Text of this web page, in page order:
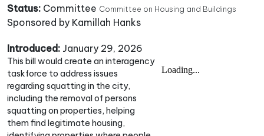
Status: Committee Committee on Housing and Buildings
Sponsored by Kamillah Hanks
Introduced: January 29, 2026
This bill would create an interagency
taskforce to address issues
regarding squatting in the city,
including the removal of persons
squatting on properties, helping
them find legitimate housing,